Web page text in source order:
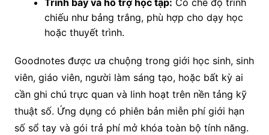
Trình bày và hỗ trợ học tập: Có chế độ trình
chiếu như bảng trắng, phù hợp cho dạy học
hoặc thuyết trình.
Goodnotes được ưa chuộng trong giới học sinh, sinh
viên, giáo viên, người làm sáng tạo, hoặc bất kỳ ai
cần ghi chú trực quan và linh hoạt trên nền tảng kỹ
thuật số. Ứng dụng có phiên bản miễn phí giới hạn
số sổ tay và gói trả phí mở khóa toàn bộ tính năng.